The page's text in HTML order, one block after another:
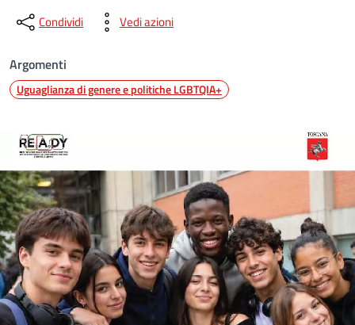
Condividi Vedi azioni
Argomenti
Uguaglianza di genere e politiche LGBTQIA+